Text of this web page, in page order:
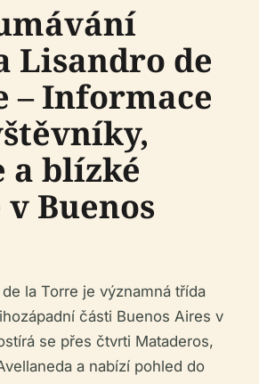
Lisandro de
– Informace
blízké
Buenos
la Torre je významná třída
části Buenos Aires v
se přes čtvrti Mataderos,
a nabízí pohled do